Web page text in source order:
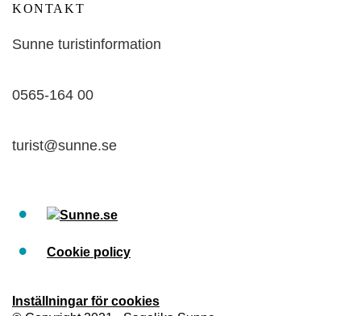
KONTAKT
Sunne turistinformation
0565-164 00
turist@sunne.se
Sunne.se
Cookie policy
Inställningar för cookies